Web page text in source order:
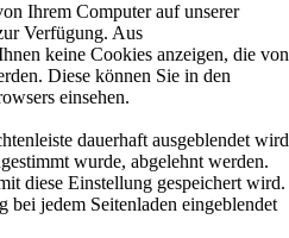
Ihrem Computer auf unserer
Verfügung. Aus
keine Cookies anzeigen, die von
Diese können Sie in den
einsehen.
dauerhaft ausgeblendet wird
wurde, abgelehnt werden.
diese Einstellung gespeichert wird.
jedem Seitenladen eingeblendet